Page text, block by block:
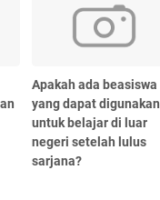
Apakah ada beasiswa
yang dapat digunakan
untuk belajar di luar
negeri setelah lulus
sarjana?